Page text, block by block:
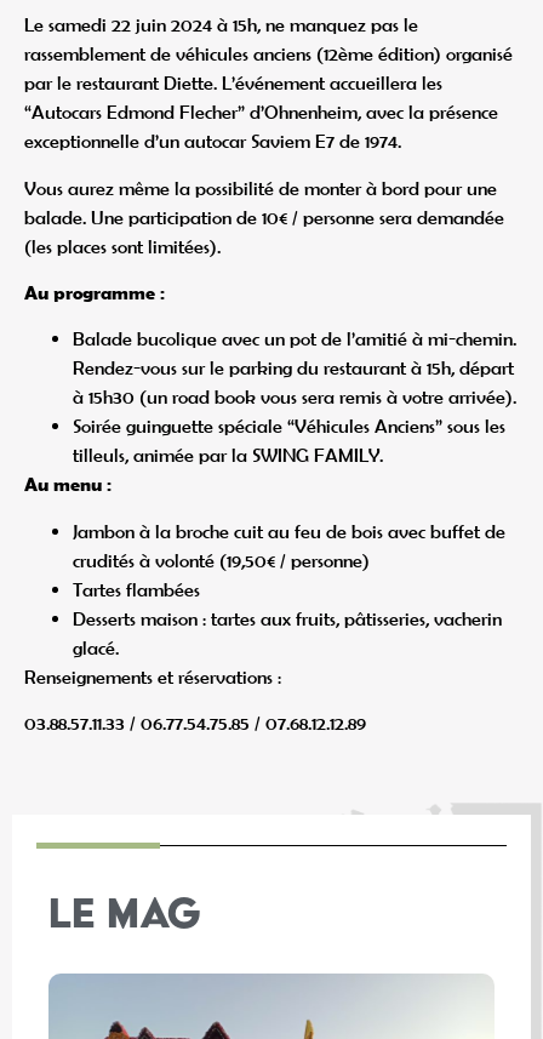
Le samedi 22 juin 2024 à 15h, ne manquez pas le
rassemblement de véhicules anciens (12ème édition) organisé
par le restaurant Diette. L’événement accueillera les
“Autocars Edmond Flecher” d’Ohnenheim, avec la présence
exceptionnelle d’un autocar Saviem E7 de 1974.
Vous aurez même la possibilité de monter à bord pour une
balade. Une participation de 10€ / personne sera demandée
(les places sont limitées).
Au programme :
Balade bucolique avec un pot de l’amitié à mi-chemin.
Rendez-vous sur le parking du restaurant à 15h, départ
à 15h30 (un road book vous sera remis à votre arrivée).
Soirée guinguette spéciale “Véhicules Anciens” sous les
tilleuls, animée par la SWING FAMILY.
Au menu :
Jambon à la broche cuit au feu de bois avec buffet de
crudités à volonté (19,50€ / personne)
Tartes flambées
Desserts maison : tartes aux fruits, pâtisseries, vacherin
glacé.
Renseignements et réservations :
03.88.57.11.33 / 06.77.54.75.85 / 07.68.12.12.89
LE MAG